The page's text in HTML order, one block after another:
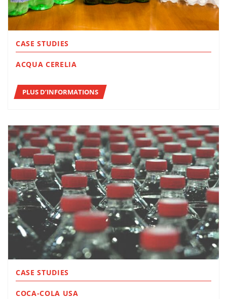
CASE STUDIES
ACQUA CERELIA
PLUS D’INFORMATIONS
CASE STUDIES
COCA-COLA USA